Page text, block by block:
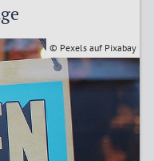
© Pexels auf Pixabay